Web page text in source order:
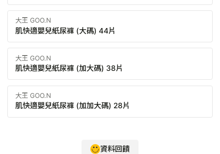
大王 GOO.N
肌快適嬰兒紙尿褲 (大碼) 44片
大王 GOO.N
肌快適嬰兒紙尿褲 (加大碼) 38片
大王 GOO.N
肌快適嬰兒紙尿褲 (加加大碼) 28片
資料回饋